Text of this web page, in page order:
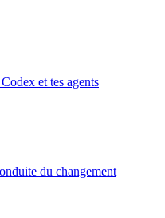
et tes agents
du changement